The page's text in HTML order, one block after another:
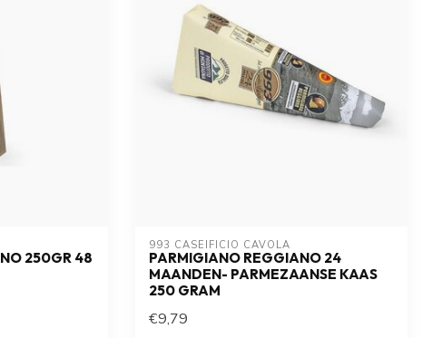
250GR 48
993 CASEIFICIO CAVOLA
PARMIGIANO REGGIANO 24
MAANDEN- PARMEZAANSE KAAS
250 GRAM
€9,79